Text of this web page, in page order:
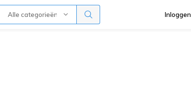
Alle categorieën Inloggen